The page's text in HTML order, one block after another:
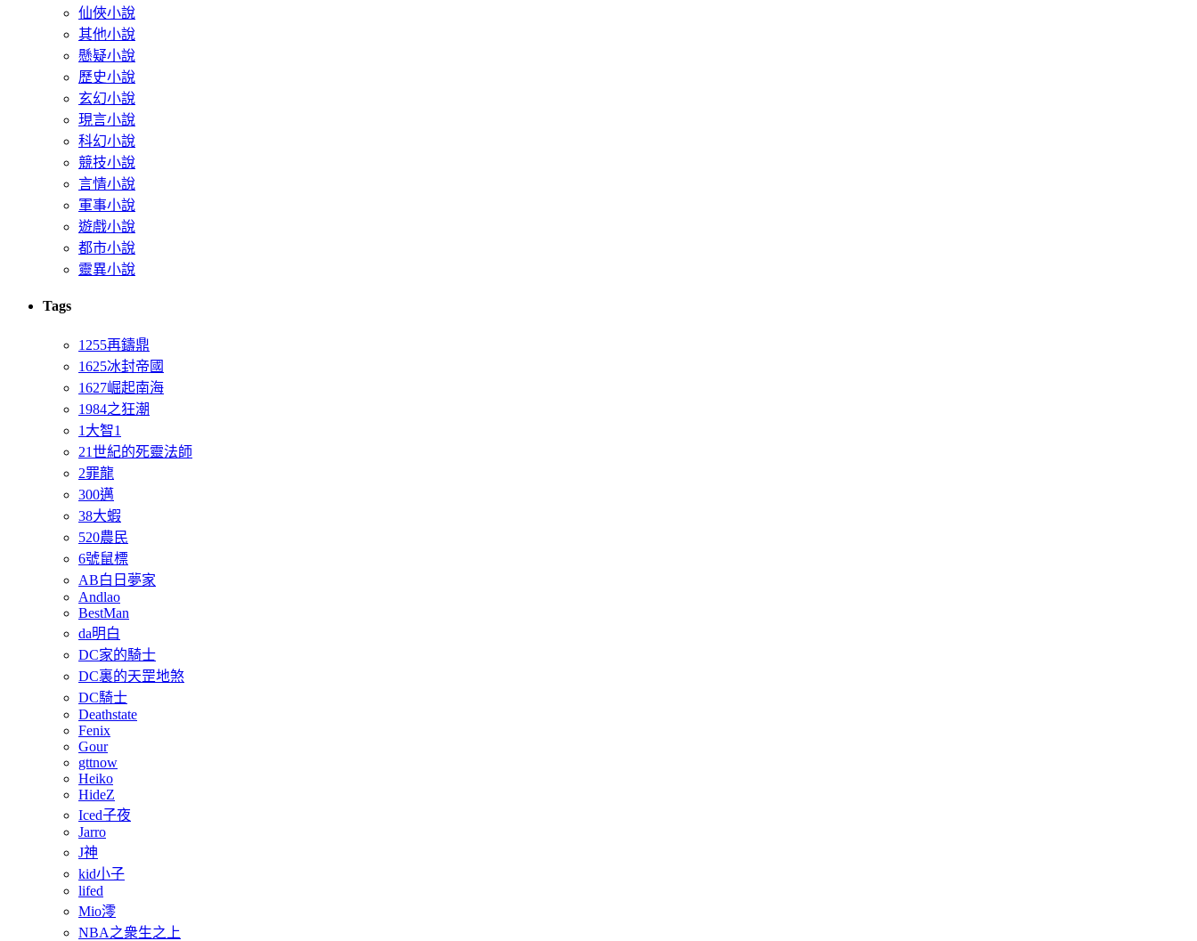
仙俠小說
其他小說
懸疑小說
歷史小說
玄幻小說
現言小說
科幻小說
競技小說
言情小說
軍事小說
遊戲小說
都市小說
靈異小說
Tags
1255再鑄鼎
1625冰封帝國
1627崛起南海
1984之狂潮
1大智1
21世紀的死靈法師
2罪龍
300邁
38大蝦
520農民
6號鼠標
AB白日夢家
Andlao
BestMan
da明白
DC家的騎士
DC裏的天罡地煞
DC騎士
Deathstate
Fenix
Gour
gttnow
Heiko
HideZ
Iced子夜
Jarro
J神
kid小子
lifed
Mio澪
NBA之衆生之上